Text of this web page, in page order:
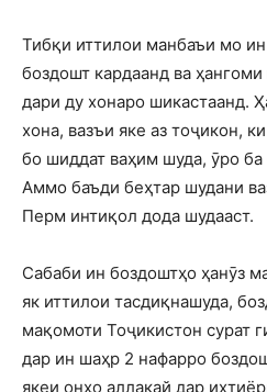
Тибқи иттилои манбаъи мо
боздошт кардаанд ва
дари ду хонаро шикастаанд.
хона, вазъи яке аз тоҷикон,
бо шиддат ваҳим шуда, ӯро
Аммо баъди беҳтар шудани
Перм интиқол дода шудааст.
Сабаби ин боздоштҳо ҳанӯз
як иттилои тасдиқнашуда,
мақомоти Тоҷикистон сурат
дар ин шаҳр 2 нафарро
якеи онҳо аллакай дар